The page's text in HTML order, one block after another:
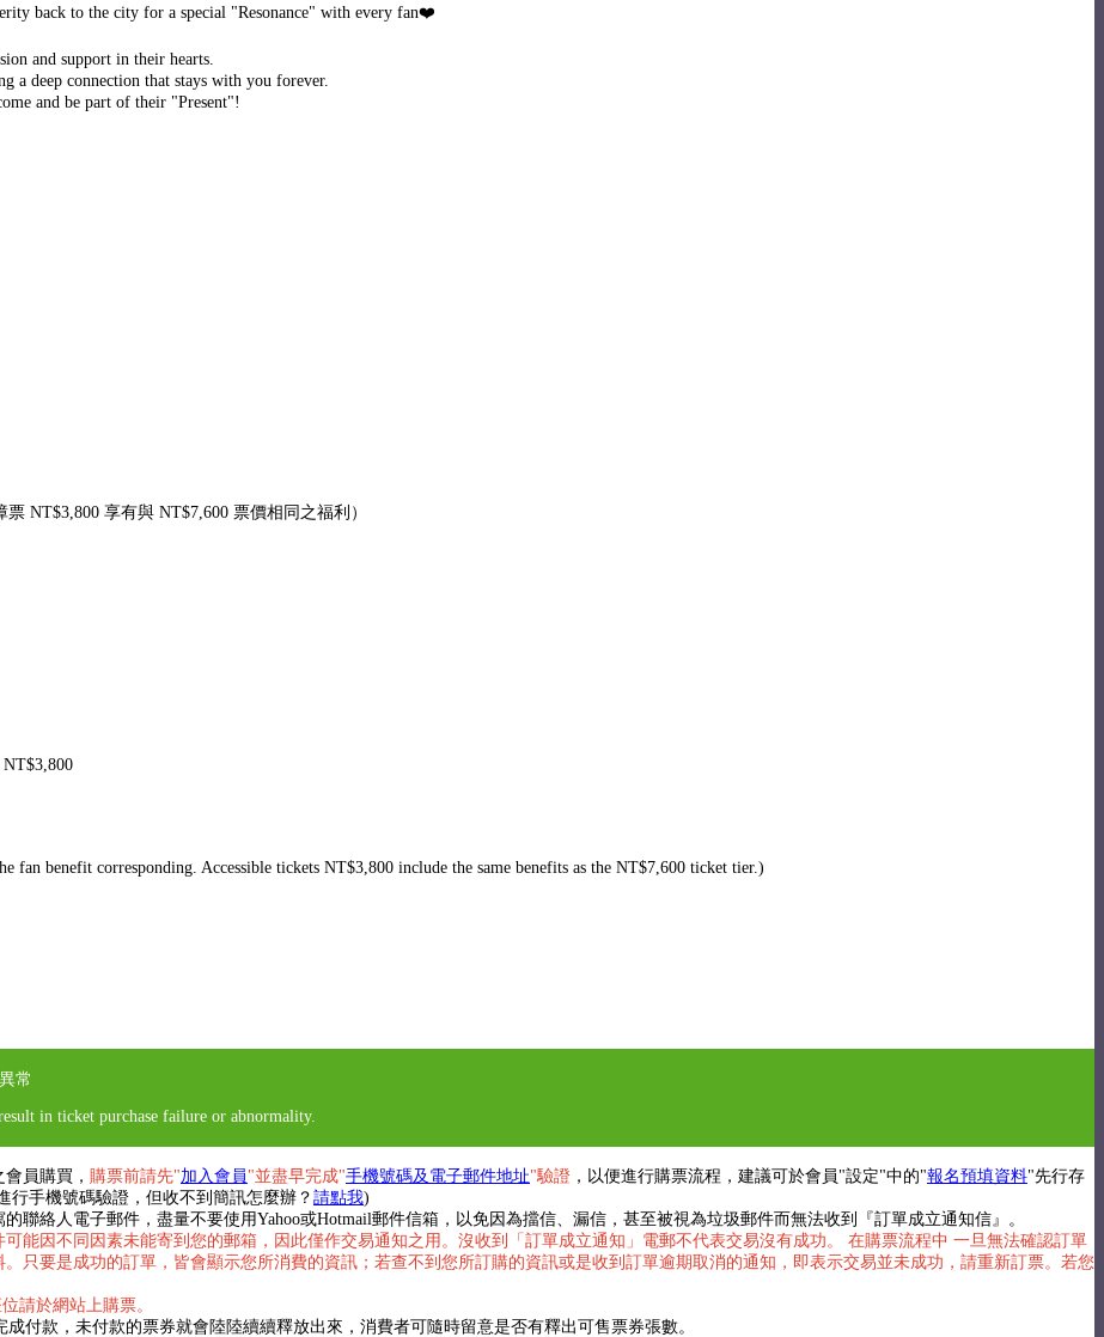
back to the city for a special "Resonance" with every fan❤️
and support in their hearts.
a deep connection that stays with you forever.
and be part of their "Present"!
NT$3,800 享有與 NT$7,600 票價相同之福利）
benefit corresponding. Accessible tickets NT$3,800 include the same benefits as the NT$7,600 ticket tier.)
常
in ticket purchase failure or abnormality.
員購買， 購票前請先"加入會員 "並盡早完成"手機號碼及電子郵件地址"驗證 ，以便進行購票流程，建議可於會員"設定"中的"報名預填資料"先行存
手機號碼驗證，但收不到簡訊怎麼辦？ 請點我)
聯絡人電子郵件，盡量不要使用Yahoo或Hotmail郵件信箱，以免因為擋信、漏信，甚至被視為垃圾郵件而無法收到『訂單成立通知信』。
能因不同因素未能寄到您的郵箱，因此僅作交易通知之用。沒收到「訂單成立通知」電郵不代表交易沒有成功。 在購票流程中 一旦無法確認訂單
。只要是成功的訂單，皆會顯示您所消費的資訊；若查不到您所訂購的資訊或是收到訂單逾期取消的通知，即表示交易並未成功，請重新訂票。若您
請於網站上購票。
付款，未付款的票券就會陸陸續續釋放出來，消費者可隨時留意是否有釋出可售票券張數。